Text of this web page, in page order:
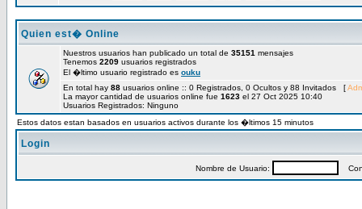
Quien est� Online
Nuestros usuarios han publicado un total de 35151 mensajes
Tenemos 2209 usuarios registrados
El �ltimo usuario registrado es ouku
En total hay 88 usuarios online :: 0 Registrados, 0 Ocultos y 88 Invitados [
La mayor cantidad de usuarios online fue 1623 el 27 Oct 2025 10:40
Usuarios Registrados: Ninguno
Estos datos estan basados en usuarios activos durante los �ltimos 15 minutos
Login
Nombre de Usuario: